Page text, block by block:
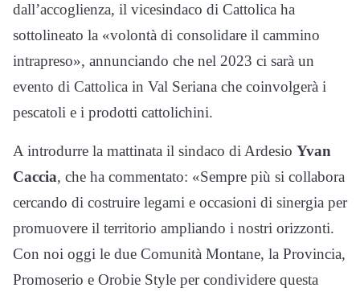
dall’accoglienza, il vicesindaco di Cattolica ha
sottolineato la «volontà di consolidare il cammino
intrapreso», annunciando che nel 2023 ci sarà un
evento di Cattolica in Val Seriana che coinvolgerà i
pescatoli e i prodotti cattolichini.
A introdurre la mattinata il sindaco di Ardesio Yvan
Caccia, che ha commentato: «Sempre più si collabora
cercando di costruire legami e occasioni di sinergia per
promuovere il territorio ampliando i nostri orizzonti.
Con noi oggi le due Comunità Montane, la Provincia,
Promoserio e Orobie Style per condividere questa